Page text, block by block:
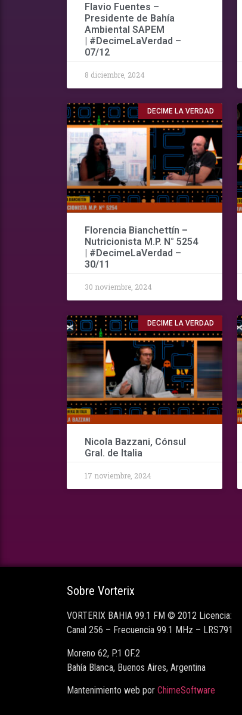
Flavio Fuentes –
Presidente de Bahía
Ambiental SAPEM
| #DecimeLaVerdad –
07/12
8 diciembre, 2024
DECIME LA VERDAD
Florencia Bianchettín –
Nutricionista M.P. N° 5254
| #DecimeLaVerdad –
30/11
30 noviembre, 2024
DECIME LA VERDAD
Nicola Bazzani, Cónsul
Gral. de Italia
17 noviembre, 2024
Sobre Vorterix
VORTERIX BAHIA 99.1 FM © 2012 Licencia:
Canal 256 – Frecuencia 99.1 MHz – LRS791
Moreno 62, P.1 OF.2
Bahía Blanca, Buenos Aires, Argentina
Mantenimiento web por ChimeSoftware